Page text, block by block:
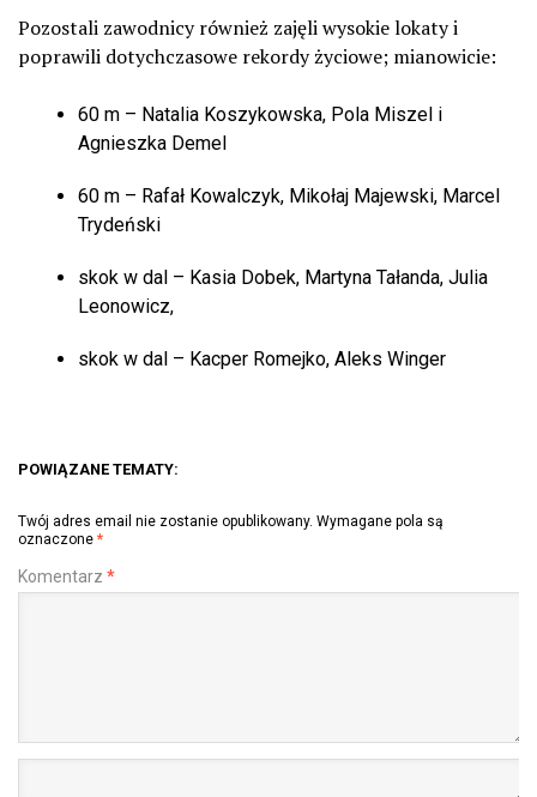
Pozostali zawodnicy również zajęli wysokie lokaty i
poprawili dotychczasowe rekordy życiowe; mianowicie:
60 m – Natalia Koszykowska, Pola Miszel i
Agnieszka Demel
60 m – Rafał Kowalczyk, Mikołaj Majewski, Marcel
Trydeński
skok w dal – Kasia Dobek, Martyna Tałanda, Julia
Leonowicz,
skok w dal – Kacper Romejko, Aleks Winger
POWIĄZANE TEMATY:
Twój adres email nie zostanie opublikowany. Wymagane pola są
oznaczone *
Komentarz *